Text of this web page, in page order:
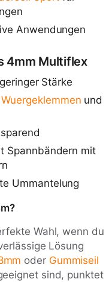
Anwendungen
4mm Multiflex
Stärke
Wuergeklemmen und
Spannbändern mit
Ummantelung
Wahl, wenn du
Lösung
oder Gummiseil
sind, punktet